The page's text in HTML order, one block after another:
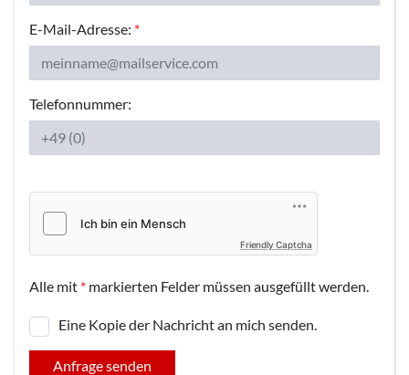
E-Mail-Adresse: *
Telefonnummer:
Friendly Captcha
Alle mit * markierten Felder müssen ausgefüllt werden.
Eine Kopie der Nachricht an mich senden.
Anfrage senden